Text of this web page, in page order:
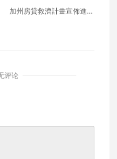
加州房貸救濟計畫宣佈進入
评论